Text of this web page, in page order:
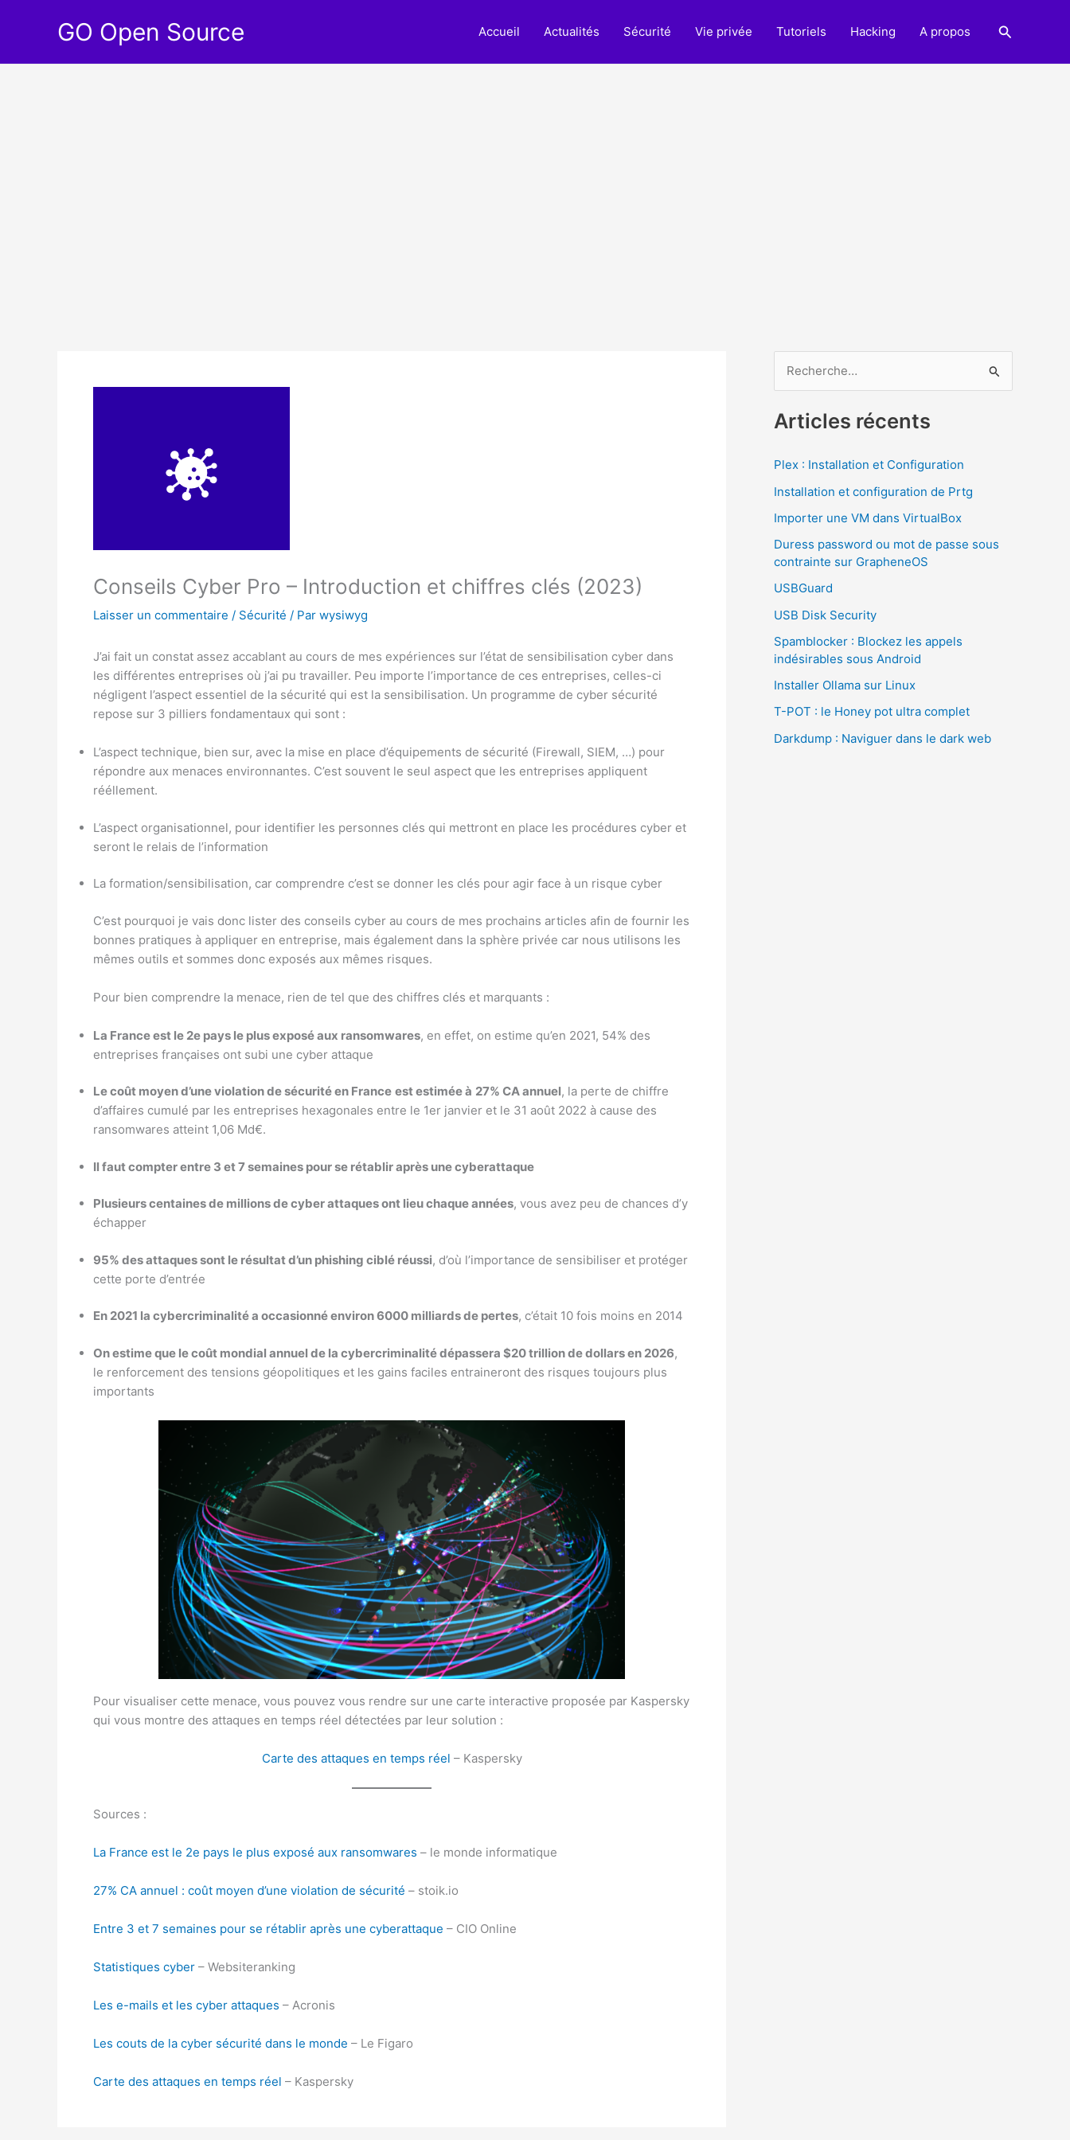
GO Open Source Accueil Actualités Sécurité Vie privée Tutoriels Hacking A propos
Conseils Cyber Pro – Introduction et chiffres clés (2023)
Laisser un commentaire / Sécurité / Par wysiwyg
J’ai fait un constat assez accablant au cours de mes expériences sur l’état de sensibilisation cyber dans
les différentes entreprises où j’ai pu travailler. Peu importe l’importance de ces entreprises, celles-ci
négligent l’aspect essentiel de la sécurité qui est la sensibilisation. Un programme de cyber sécurité
repose sur 3 pilliers fondamentaux qui sont :
L’aspect technique, bien sur, avec la mise en place d’équipements de sécurité (Firewall, SIEM, …) pour
répondre aux menaces environnantes. C’est souvent le seul aspect que les entreprises appliquent
rééllement.
L’aspect organisationnel, pour identifier les personnes clés qui mettront en place les procédures cyber et
seront le relais de l’information
La formation/sensibilisation, car comprendre c’est se donner les clés pour agir face à un risque cyber
C’est pourquoi je vais donc lister des conseils cyber au cours de mes prochains articles afin de fournir les
bonnes pratiques à appliquer en entreprise, mais également dans la sphère privée car nous utilisons les
mêmes outils et sommes donc exposés aux mêmes risques.
Pour bien comprendre la menace, rien de tel que des chiffres clés et marquants :
La France est le 2e pays le plus exposé aux ransomwares, en effet, on estime qu’en 2021, 54% des
entreprises françaises ont subi une cyber attaque
Le coût moyen d’une violation de sécurité en France est estimée à 27% CA annuel, la perte de chiffre
d’affaires cumulé par les entreprises hexagonales entre le 1er janvier et le 31 août 2022 à cause des
ransomwares atteint 1,06 Md€.
Il faut compter entre 3 et 7 semaines pour se rétablir après une cyberattaque
Plusieurs centaines de millions de cyber attaques ont lieu chaque années, vous avez peu de chances d’y
échapper
95% des attaques sont le résultat d’un phishing ciblé réussi, d’où l’importance de sensibiliser et protéger
cette porte d’entrée
En 2021 la cybercriminalité a occasionné environ 6000 milliards de pertes, c’était 10 fois moins en 2014
On estime que le coût mondial annuel de la cybercriminalité dépassera $20 trillion de dollars en 2026,
le renforcement des tensions géopolitiques et les gains faciles entraineront des risques toujours plus
importants
Pour visualiser cette menace, vous pouvez vous rendre sur une carte interactive proposée par Kaspersky
qui vous montre des attaques en temps réel détectées par leur solution :
Carte des attaques en temps réel – Kaspersky
Sources :
La France est le 2e pays le plus exposé aux ransomwares – le monde informatique
27% CA annuel : coût moyen d’une violation de sécurité – stoik.io
Entre 3 et 7 semaines pour se rétablir après une cyberattaque – CIO Online
Statistiques cyber – Websiteranking
Les e-mails et les cyber attaques – Acronis
Les couts de la cyber sécurité dans le monde – Le Figaro
Carte des attaques en temps réel – Kaspersky
h
e
e
:
Articles récents
Plex : Installation et Configuration
Installation et configuration de Prtg
Importer une VM dans VirtualBox
Duress password ou mot de passe sous
contrainte sur GrapheneOS
USBGuard
USB Disk Security
Spamblocker : Blockez les appels
indésirables sous Android
Installer Ollama sur Linux
T-POT : le Honey pot ultra complet
Darkdump : Naviguer dans le dark web